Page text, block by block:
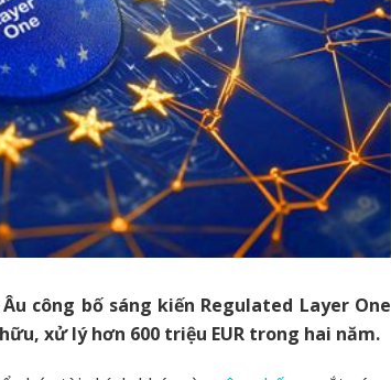
công bố sáng kiến Regulated Layer One
xử lý hơn 600 triệu EUR trong hai năm.